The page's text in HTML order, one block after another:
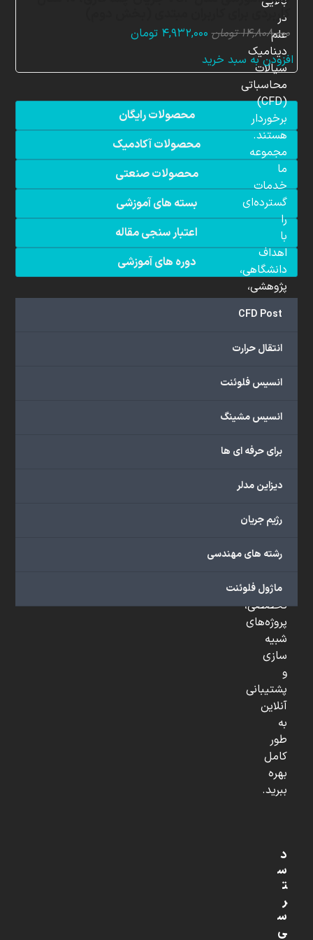
کاربردی برای کاربران مبتدی (بخش دوم)
۱۴,۸۰۸,۰۰۰ تومان قیمت
۴,۹۳۲,۰۰۰ تومانقیمت
افزودن به سبد خرید
محصولات رایگان
محصولات آکادمیک
محصولات صنعتی
بسته های آموزشی
اعتبار سنجی مقاله
دوره های آموزشی
CFD Post
انتقال حرارت
انسیس فلوئنت
انسیس مشینگ
برای حرفه ای ها
دیزاین مدلر
رژیم جریان
رشته های مهندسی
ماژول فلوئنت
در
علم
دینامیک
سیالات
محاسباتی
(CFD)
برخوردار
هستند.
مجموعه
ما
خدمات
گسترده‌ای
را
با
اهداف
دانشگاهی،
پژوهشی،
صنعتی
ارائه
شما
از
مختلف
ما
محصولات
دوره‌های
مشاوره
تخصصی،
پروژه‌های
شبیه
سازی
و
پشتیبانی
آنلاین
به
طور
کامل
بهره
ببرید.
د
س
ت
ر
س
ی